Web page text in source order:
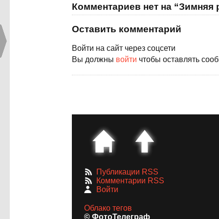
Комментариев нет на “Зимняя
Оставить комментарий
Войти на сайт через соцсети
Вы должны войти чтобы оставлять
Публикации RSS
Комментарии RSS
Войти
Облако тегов
© ФотоТелеграф